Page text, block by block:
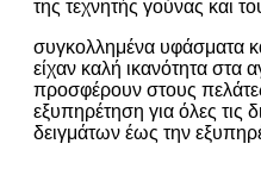
της τεχνητής γούνας και
συγκολλημένα υφάσματα
είχαν καλή ικανότητα στα
προσφέρουν στους
εξυπηρέτηση για όλες τις
δειγμάτων έως την